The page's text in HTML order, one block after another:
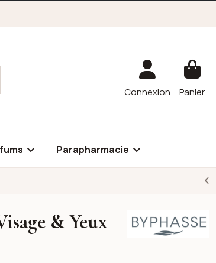
Connexion Panier
Parapharmacie
Byphasse
& Yeux